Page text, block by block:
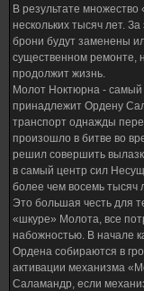
В результате
нескольких тысяч лет.
брони будут заменены
существенном ремонте,
продолжит жизнь.
Молот Ноктюрна -
принадлежит Ордену
транспорт однажды
произошло в битве во
решил совершить
в самый центр сил
более чем восемь
Это большая честь для
«шкуре» Молота, все
набожностью. В начале
Ордена собираются в
активации механизма
Саламандр, если